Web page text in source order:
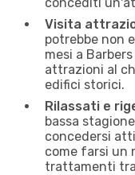
Visita
potrebbe non
mesi a
attrazioni al
edifici storici.
Rilassati e
bassa
concedersi
come farsi un
trattamenti